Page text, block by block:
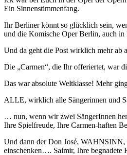
Ein Sinnenstimmenfang.
Ihr Berliner könnt so glücklich sein,
und die Komische Oper Berlin, auch in
Und da geht die Post wirklich mehr ab
Die „Carmen“, die Ihr offeriertet, war
Das war absolute Weltklasse! Mehr
ALLE, wirklich alle Sängerinnen und
… nun, wenn wir zwei SängerInnen
Ihre Spielfreude, Ihre Carmen-haften
Und dann der Don José,
einschenken…. Saimir, Ihre begnadete